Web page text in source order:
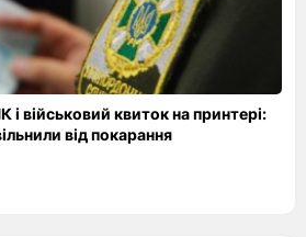
і військовий квиток на принтері:
від покарання